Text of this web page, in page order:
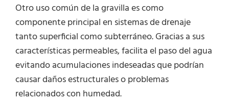
Otro uso común de la gravilla es como
componente principal en sistemas de drenaje
tanto superficial como subterráneo. Gracias a sus
características permeables, facilita el paso del agua
evitando acumulaciones indeseadas que podrían
causar daños estructurales o problemas
relacionados con humedad.